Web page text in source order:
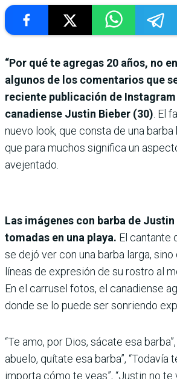
“Por qué te agregas 20 años, no
algunos de los comentarios que
reciente publicación de
canadiense Justin Bieber (30) . El
nuevo look, que consta de una
que para muchos significa un
avejentado.
Las imágenes con barba de
tomadas en una playa. El cantante
se dejó ver con una barba larga,
líneas de expresión de su rostro al
En el carrusel fotos, el canadiense
donde se lo puede ser sonriendo
“Te amo, por Dios, sácate esa
abuelo, quítate esa barba”, “Todavía
importa cómo te veas”, “Justin no te